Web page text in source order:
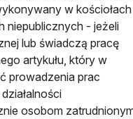
w
niepublicznych - jeżeli
lub świadczą pracę
artykułu, który w
prowadzenia prac
osobom